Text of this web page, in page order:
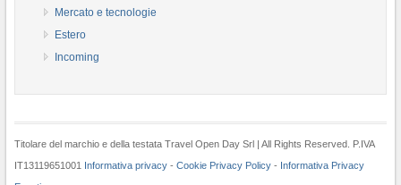
Mercato e tecnologie
Estero
Incoming
Titolare del marchio e della testata Travel Open Day Srl | All Rights Reserved. P.IVA
IT13119651001
Informativa privacy- Cookie Privacy Policy- Informativa Privacy